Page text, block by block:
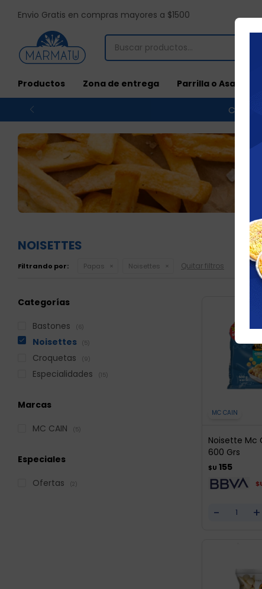
Productos Zona de entrega Parrilla o Asado
Envio Gratis en compras mayores a $1500
NOISETTES
Filtrando por: Papas Noisettes Quitar filtros
MC CAIN
Noisette Mc
600 Grs
$U 155
- +
Categorías
Bastones
(6)
Noisettes (5)
Croquetas (9)
Especialidades (15)
Marcas
MC CAIN
(5)
Especiales
Ofertas
(2)